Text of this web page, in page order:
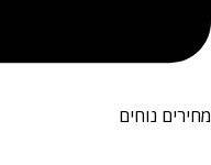
מחירים נוחים